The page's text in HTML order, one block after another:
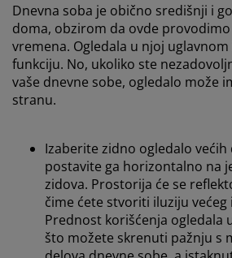
Dnevna soba je obično središnji i
doma, obzirom da ovde
vremena. Ogledala u njoj
funkciju. No, ukoliko ste
vaše dnevne sobe, ogledalo može
stranu.
Izaberite zidno ogledalo većih
postavite ga horizontalno na
zidova. Prostorija će se
čime ćete stvoriti iluziju
Prednost korišćenja ogledala
što možete skrenuti pažnju s